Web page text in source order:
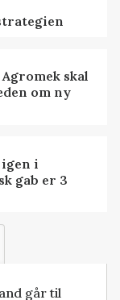
skal
om ny
i
gab er 3
går til